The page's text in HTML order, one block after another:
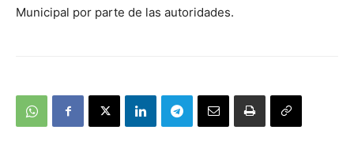
Municipal por parte de las autoridades.